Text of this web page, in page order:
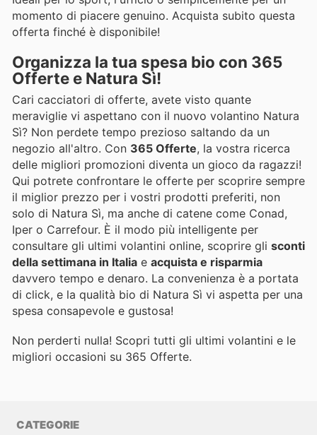
momento di piacere genuino. Acquista subito questa
offerta finché è disponibile!
Organizza la tua spesa bio con 365
Offerte e Natura Sì!
Cari cacciatori di offerte, avete visto quante
meraviglie vi aspettano con il nuovo volantino Natura
Sì? Non perdete tempo prezioso saltando da un
negozio all'altro. Con 365 Offerte, la vostra ricerca
delle migliori promozioni diventa un gioco da ragazzi!
Qui potrete confrontare le offerte per scoprire sempre
il miglior prezzo per i vostri prodotti preferiti, non
solo di Natura Sì, ma anche di catene come Conad,
Iper o Carrefour. È il modo più intelligente per
consultare gli ultimi volantini online, scoprire gli sconti
della settimana in Italia e acquista e risparmia
davvero tempo e denaro. La convenienza è a portata
di click, e la qualità bio di Natura Sì vi aspetta per una
spesa consapevole e gustosa!
Non perderti nulla! Scopri tutti gli ultimi volantini e le
migliori occasioni su 365 Offerte.
CATEGORIE